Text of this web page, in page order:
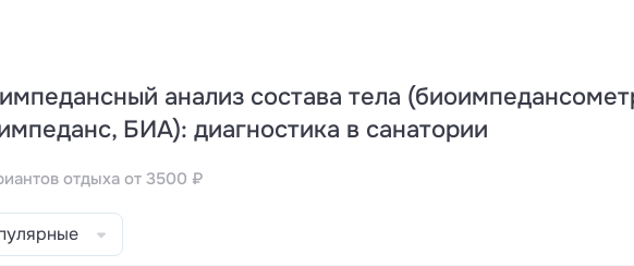
анализ состава тела
БИА): диагностика в санатории
отдыха от 3500 ₽